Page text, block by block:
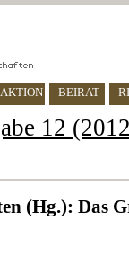
BEIRAT
12
(Hg.): Das